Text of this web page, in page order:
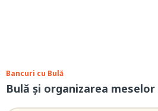
Bancuri cu Bulă
Bulă și organizarea